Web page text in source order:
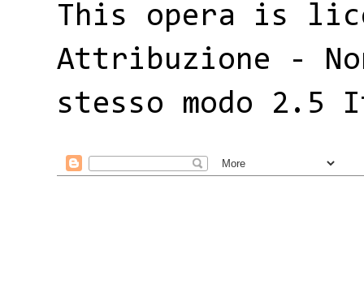
This opera is
Attribuzione -
stesso modo 2.5